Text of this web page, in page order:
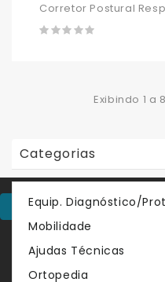
Corretor Postural
Exibindo 1 a
Categorias
Equip. Diagnóstico/
Mobilidade
Ajudas Técnicas
Ortopedia